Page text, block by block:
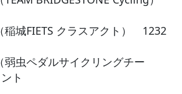
城FIETS クラスアクト） 1232
虫ペダルサイクリングチー
ト